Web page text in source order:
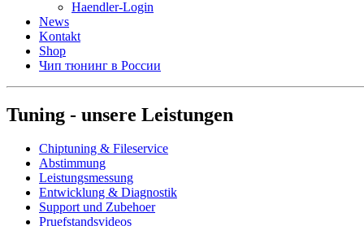
Haendler-Login
News
Kontakt
Shop
Чип тюнинг в России
Tuning - unsere Leistungen
Chiptuning & Fileservice
Abstimmung
Leistungsmessung
Entwicklung & Diagnostik
Support und Zubehoer
Pruefstandsvideos